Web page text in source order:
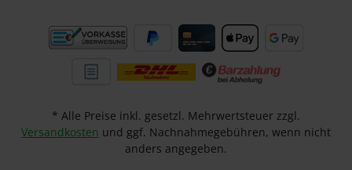
* Alle Preise inkl. gesetzl. Mehrwertsteuer zzgl.
Versandkosten und ggf. Nachnahmegebühren, wenn nicht
anders angegeben.